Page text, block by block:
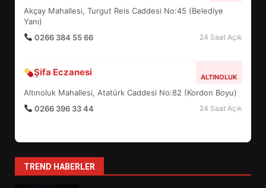
Akçay Mahallesi, Turgut Reis Caddesi No:45 (Belediye
Yanı)
0266 384 55 66
24 Saat Açık
Şifa Eczanesi ALTINOLUK
Altınoluk Mahallesi, Atatürk Caddesi No:82 (Kordon Boyu)
0266 396 33 44
24 Saat Açık
TREND HABERLER
6
7
YENİ YÖNETİM NASIL
ŞEKİLLENDİ?
1
HAREKETE GEÇİYOR: GÖZLER